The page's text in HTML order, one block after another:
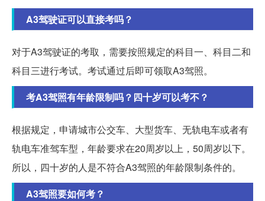
A3驾驶证可以直接考吗？
对于A3驾驶证的考取，需要按照规定的科目一、科目二和
科目三进行考试。考试通过后即可领取A3驾照。
考A3驾照有年龄限制吗？四十岁可以考不？
根据规定，申请城市公交车、大型货车、无轨电车或者有
轨电车准驾车型，年龄要求在20周岁以上，50周岁以下。
所以，四十岁的人是不符合A3驾照的年龄限制条件的。
A3驾照要如何考？